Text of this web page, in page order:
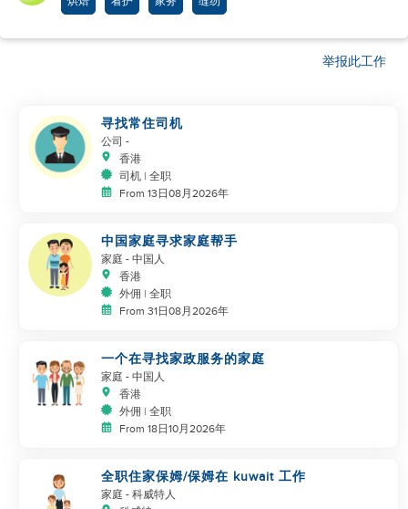
举报此工作
寻找常住司机
公司 -
香港
司机 | 全职
From 13日08月2026年
中国家庭寻求家庭帮手
家庭 - 中国人
香港
外佣 | 全职
From 31日08月2026年
一个在寻找家政服务的家庭
家庭 - 中国人
香港
外佣 | 全职
From 18日10月2026年
全职住家保姆/保姆在 kuwait 工作
家庭 - 科威特人